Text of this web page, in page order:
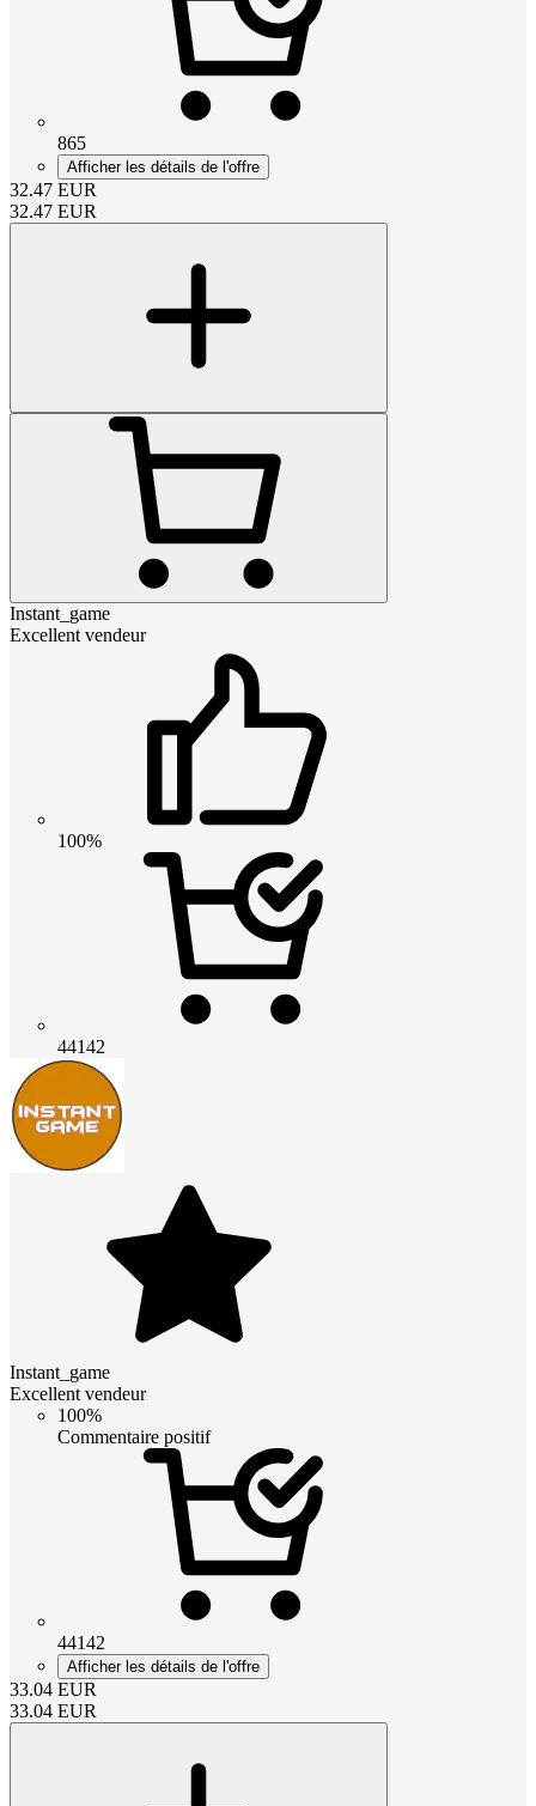
865
Afficher les détails de l'offre
32.47 EUR
32.47 EUR
Instant_game
Excellent vendeur
100%
44142
Instant_game
Excellent vendeur
100%
Commentaire positif
44142
Afficher les détails de l'offre
33.04 EUR
33.04 EUR